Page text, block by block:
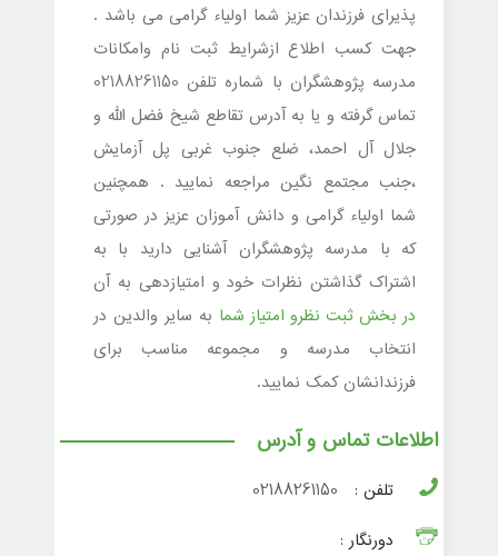
پذیرای فرزندان عزیز شما اولیاء گرامی می باشد .
جهت کسب اطلاع ازشرایط ثبت نام وامکانات
مدرسه پژوهشگران با شماره تلفن 02188261150
تماس گرفته و یا به آدرس تقاطع شیخ فضل الله و
جلال آل احمد، ضلع جنوب غربی پل آزمایش
،جنب مجتمع نگین مراجعه نمایید . همچنین
شما اولیاء گرامی و دانش آموزان عزیز در صورتی
که با مدرسه پژوهشگران آشنایی دارید با به
اشتراک گذاشتن نظرات خود و امتیازدهی به آن
در بخش ثبت نظرو امتیاز شما به سایر والدین در
انتخاب مدرسه و مجموعه مناسب برای
فرزندانشان کمک نمایید.
اطلاعات تماس و آدرس
تلفن :
02188261150
دورنگار :